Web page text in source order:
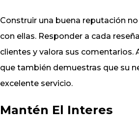
Construir una buena reputación
con ellas. Responder a cada
clientes y valora sus comentarios.
que también demuestras que su
excelente servicio.
Mantén El Interes